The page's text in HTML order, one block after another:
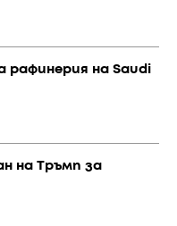
рафинерия на Saudi
на Тръмп за